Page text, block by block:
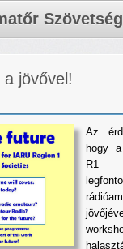
Szövetség
jövővel!
Az
hogy
R1